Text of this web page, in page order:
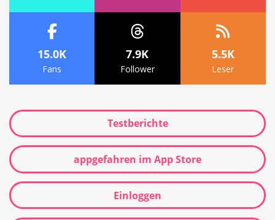
15.0K
Fans
7.9K
Follower
5.5K
Leser
Testberichte
appgefahren im App Store
Einloggen